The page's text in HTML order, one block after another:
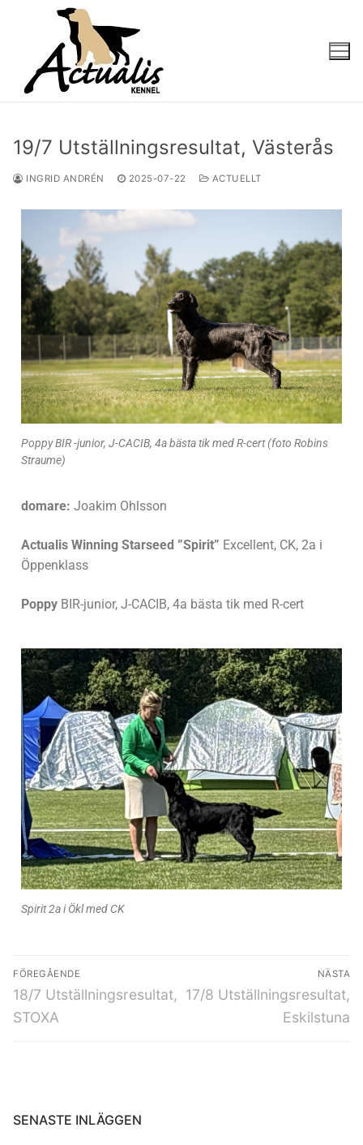
19/7 Utställningsresultat, Västerås
INGRID ANDRÉN 2025-07-22 ACTUELLT
Poppy BIR -junior, J-CACIB, 4a bästa tik med R-cert (foto Robins
Straume)
domare: Joakim Ohlsson
Actualis Winning Starseed ”Spirit” Excellent, CK, 2a i
Öppenklass
Poppy BIR-junior, J-CACIB, 4a bästa tik med R-cert
Spirit 2a i Ökl med CK
FÖREGÅENDE
18/7 Utställningsresultat,
STOXA
NÄSTA
17/8 Utställningsresultat,
Eskilstuna
SENASTE INLÄGGEN